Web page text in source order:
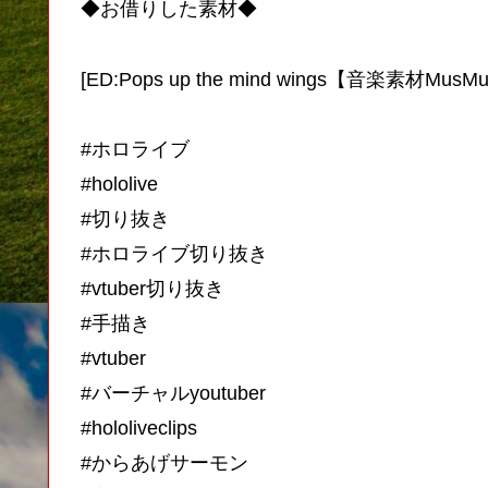
◆お借りした素材◆
[ED:Pops up the mind wings【音楽素材
#ホロライブ
#hololive
#切り抜き
#ホロライブ切り抜き
#vtuber切り抜き
#手描き
#vtuber
#バーチャルyoutuber
#hololiveclips
#からあげサーモン